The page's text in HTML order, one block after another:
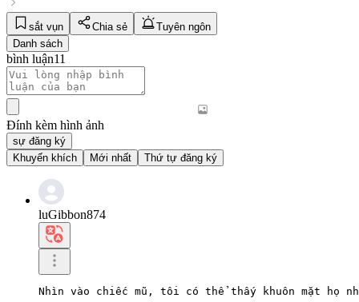
sắt vụn Chia sẻ
Tuyên ngôn
Danh sách
bình luận11
Đính kèm hình ảnh
sự đăng ký
Khuyến khích
Mới nhất Thứ tự đăng ký
luGibbon874
Nhìn vào chiếc mũ, tôi có thể thấy khuôn mặt họ